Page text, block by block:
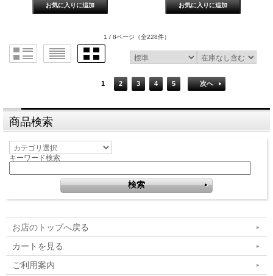
1 / 8ページ （全228件）
1 2 3 4 5 次へ
商品検索
キーワード検索
お店のトップへ戻る
カートを見る
ご利用案内